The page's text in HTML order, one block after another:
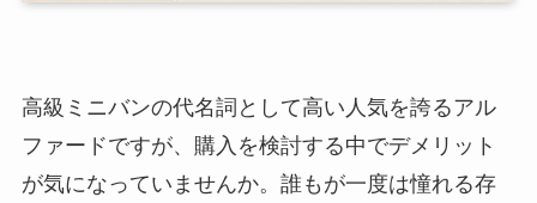
高級ミニバンの代名詞として高い人気を誇るアル
ファードですが、購入を検討する中でデメリット
が気になっていませんか。誰もが一度は憧れる存